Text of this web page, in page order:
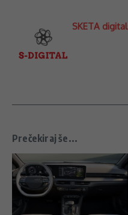
SKETA digital
Prečekiraj še...